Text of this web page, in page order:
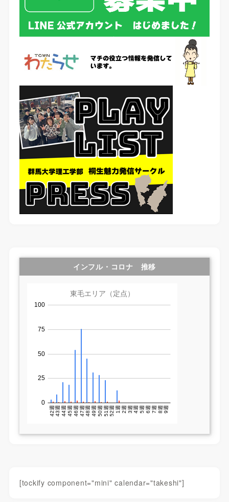
インフル・コロナ 推移
[tockify component="mini" calendar="takeshi"]